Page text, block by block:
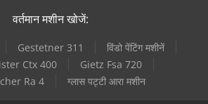
वर्तमान मशीन खोजें:
Gestetner 311
विंडो पेंटिंग मशीनें
Ctx 400
Gietz Fsa 720
Ra 4
ग्लास पट्टी आरा मशीन